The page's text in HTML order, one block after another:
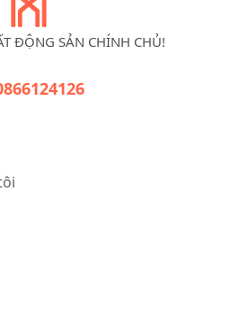
ĐỘNG SẢN CHÍNH CHỦ!